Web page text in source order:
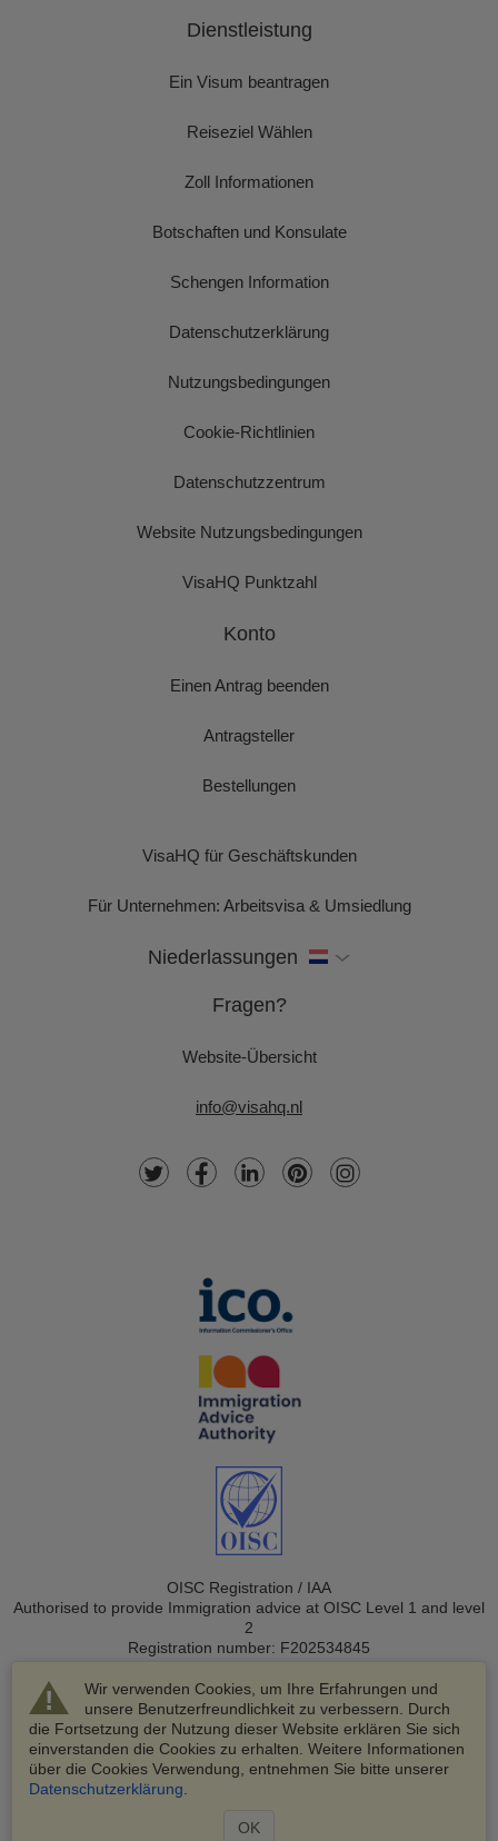
Wir verwenden Cookies, um Ihre Erfahrungen und
unsere Benutzerfreundlichkeit zu verbessern. Durch
die Fortsetzung der Nutzung dieser Website erklären Sie sich
einverstanden die Cookies zu erhalten. Weitere Informationen
über die Cookies Verwendung, entnehmen Sie bitte unserer
Datenschutzerklärung
OK
Dienstleistung
Ein Visum beantragen
Reiseziel Wählen
Zoll Informationen
Botschaften und Konsulate
Schengen Information
Datenschutzerklärung
Nutzungsbedingungen
Cookie-Richtlinien
Datenschutzzentrum
Website Nutzungsbedingungen
VisaHQ Punktzahl
Konto
Einen Antrag beenden
Antragsteller
Bestellungen
VisaHQ für Geschäftskunden
Für Unternehmen: Arbeitsvisa & Umsiedlung
Niederlassungen
Fragen?
Website-Übersicht
info@visahq.nl
OISC Registration / IAA
Authorised to provide Immigration advice at OISC Level 1 and level
2
Registration number: F202534845
© 2003-2026 VisaHQ.com, Inc. Alle Rechte vorbehalten.
VisaHQ und das VisaHQ-Logo sind eingetragene Marken von
VisaHQ.com, Inc.